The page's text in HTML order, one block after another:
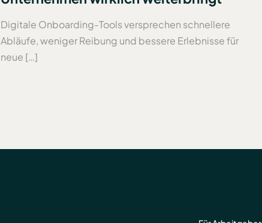
Digitale Onboarding-Tools versprechen schnellere
Abläufe, weniger Reibung und bessere Erlebnisse für
neue […]